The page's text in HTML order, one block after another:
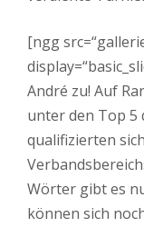
[ngg
André zu! Auf
unter den Top 5
qualifizierten
Wörter gibt es
können sich